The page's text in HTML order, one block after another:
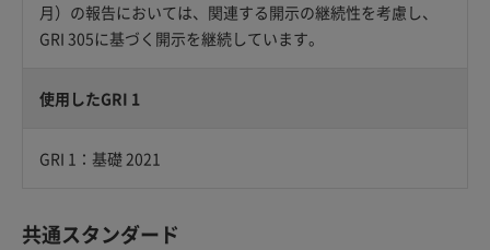
月）の報告においては、関連する開示の継続性を考慮し、
GRI 305に基づく開示を継続しています。
使用したGRI 1
GRI 1：基礎 2021
共通スタンダード